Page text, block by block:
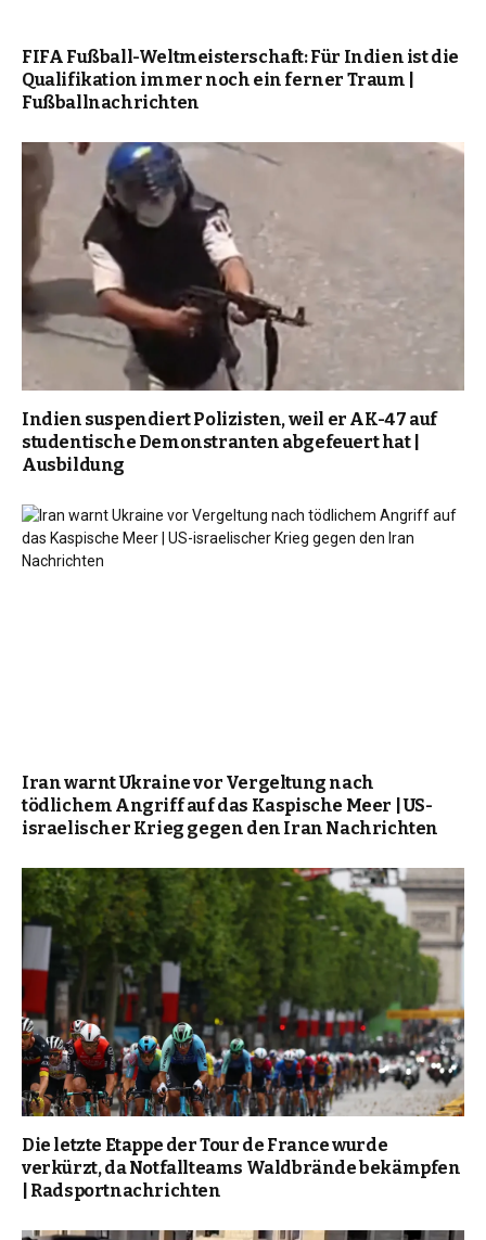
FIFA Fußball-Weltmeisterschaft: Für Indien ist die
Qualifikation immer noch ein ferner Traum |
Fußballnachrichten
Indien suspendiert Polizisten, weil er AK-47 auf
studentische Demonstranten abgefeuert hat |
Ausbildung
Iran warnt Ukraine vor Vergeltung nach
tödlichem Angriff auf das Kaspische Meer | US-
israelischer Krieg gegen den Iran Nachrichten
Die letzte Etappe der Tour de France wurde
verkürzt, da Notfallteams Waldbrände bekämpfen
| Radsportnachrichten